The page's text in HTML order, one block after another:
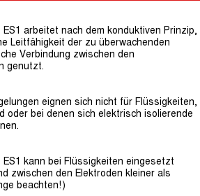
arbeitet nach dem konduktiven Prinzip,
Leitfähigkeit der zu überwachenden
Verbindung zwischen den
genutzt.
eignen sich nicht für Flüssigkeiten,
oder bei denen sich elektrisch isolierende
kann bei Flüssigkeiten eingesetzt
zwischen den Elektroden kleiner als
beachten!)